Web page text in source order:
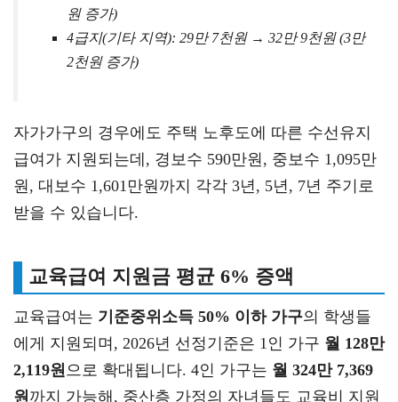
원 증가)
4급지(기타 지역): 29만 7천원 → 32만 9천원 (3만
2천원 증가)
자가가구의 경우에도 주택 노후도에 따른 수선유지
급여가 지원되는데, 경보수 590만원, 중보수 1,095만
원, 대보수 1,601만원까지 각각 3년, 5년, 7년 주기로
받을 수 있습니다.
교육급여 지원금 평균 6% 증액
교육급여는 기준중위소득 50% 이하 가구의 학생들
에게 지원되며, 2026년 선정기준은 1인 가구 월 128만
2,119원으로 확대됩니다. 4인 가구는 월 324만 7,369
원까지 가능해, 중산층 가정의 자녀들도 교육비 지원